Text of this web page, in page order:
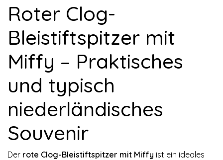
Roter Clog-
Bleistiftspitzer mit
Miffy – Praktisches
und typisch
niederländisches
Souvenir
Der rote Clog-Bleistiftspitzer mit Miffy ist ein ideales